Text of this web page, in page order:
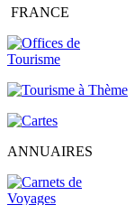
FRANCE
ANNUAIRES